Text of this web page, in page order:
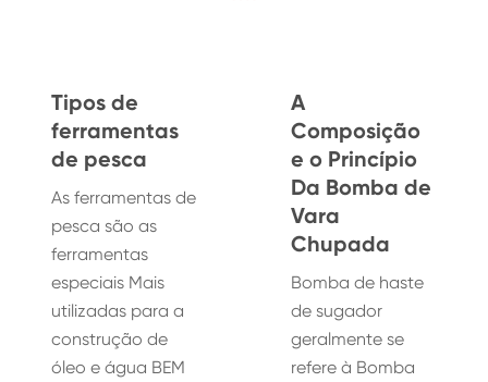
Tipos de
ferramentas
de pesca
As ferramentas de
pesca são as
ferramentas
especiais Mais
utilizadas para a
construção de
óleo e água BEM
A
Composição
e o Princípio
Da Bomba de
Vara
Chupada
Bomba de haste
de sugador
geralmente se
refere à Bomba